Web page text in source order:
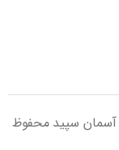
آسمان سپید محفوظ